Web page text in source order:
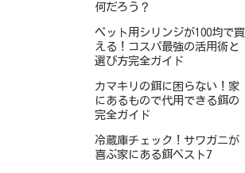
何だろう？
ペット用シリンジが100均で買
える！コスパ最強の活用術と
選び方完全ガイド
カマキリの餌に困らない！家
にあるもので代用できる餌の
完全ガイド
冷蔵庫チェック！サワガニが
喜ぶ家にある餌ベスト7